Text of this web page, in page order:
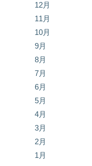
12月
11月
10月
9月
8月
7月
6月
5月
4月
3月
2月
1月